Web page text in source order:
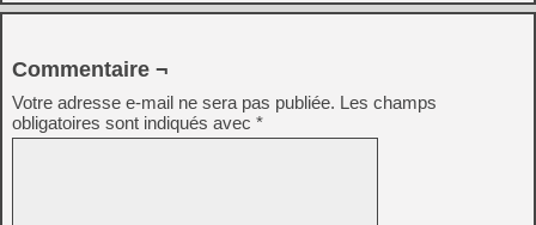
Commentaire ¬
Votre adresse e-mail ne sera pas publiée. Les champs
obligatoires sont indiqués avec *